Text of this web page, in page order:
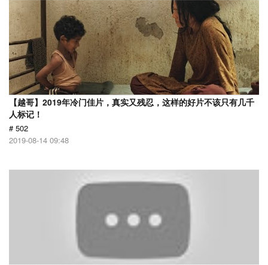
【越哥】2019年冷门佳片，真实又残忍，这样的好片不该只有几千
人标记！
# 502
2019-08-14 09:48